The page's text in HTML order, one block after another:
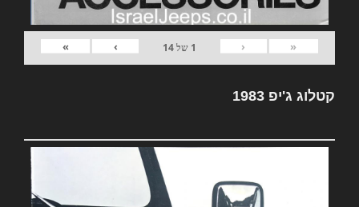
«
‹
1 של14
›
»
קטלוג ג'יפ 1983